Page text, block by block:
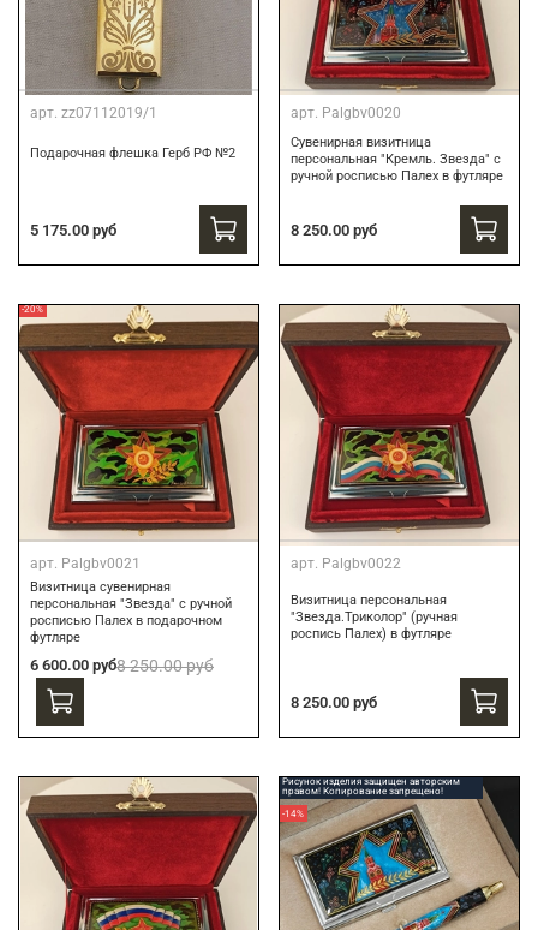
арт. zz07112019/1
Подарочная флешка Герб РФ №2
5 175.00 руб
арт. Palgbv0020
Сувенирная визитница
персональная "Кремль. Звезда" с
ручной росписью Палех в футляре
8 250.00 руб
-20%
арт. Palgbv0021
Визитница сувенирная
персональная "Звезда" с ручной
росписью Палех в подарочном
футляре
6 600.00 руб8 250.00 руб
арт. Palgbv0022
Визитница персональная
"Звезда.Триколор" (ручная
роспись Палех) в футляре
8 250.00 руб
Рисунок изделия защищен авторским
правом! Копирование запрещено!
-14%